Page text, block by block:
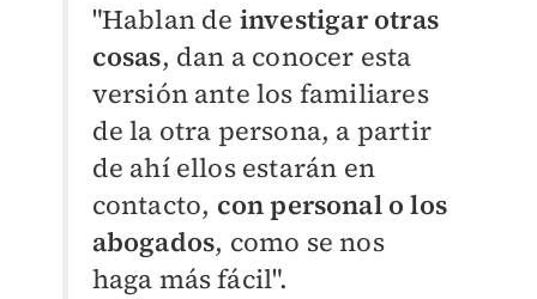
"Hablan de investigar otras
cosas, dan a conocer esta
versión ante los familiares
de la otra persona, a partir
de ahí ellos estarán en
contacto, con personal o los
abogados, como se nos
haga más fácil".